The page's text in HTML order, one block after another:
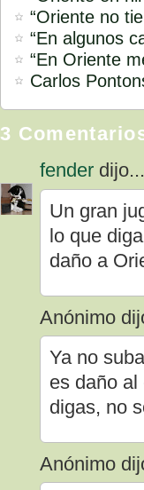
“Oriente no
“En algunos
“En Oriente
Carlos
3
fender
Un gran
lo que
daño a
Anónimo
Ya no
es daño
digas, no
Anónimo